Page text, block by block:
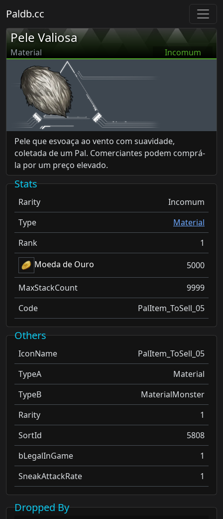
Paldb.cc
Pele Valiosa
Material Incomum
Pele que esvoaça ao vento com suavidade,
coletada de um Pal. Comerciantes podem comprá-
la por um preço elevado.
Stats
Rarity
Incomum
Type
Material
Rank
1
Moeda de Ouro
5000
MaxStackCount
9999
Code
PalItem_ToSell_05
Others
IconName
PalItem_ToSell_05
TypeA
Material
TypeB
MaterialMonster
Rarity
1
SortId
5808
bLegalInGame
1
SneakAttackRate
1
Dropped By